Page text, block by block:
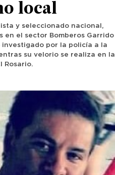
local
y seleccionado nacional,
en el sector Bomberos Garrido
investigado por la policía a la
su velorio se realiza en la
Rosario.